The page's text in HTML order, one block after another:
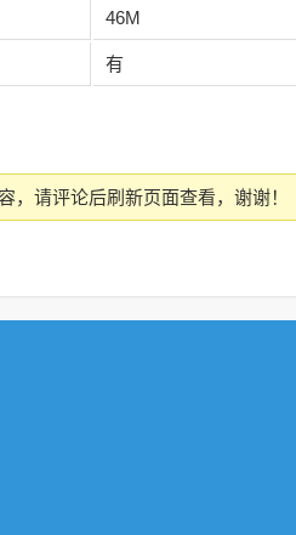
46M
有
，请评论后刷新页面查看，谢谢！